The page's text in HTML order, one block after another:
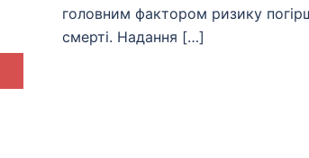
головним фактором ризику
смерті. Надання […]